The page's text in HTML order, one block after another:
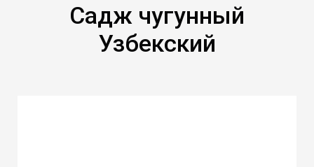
Садж чугунный
Узбекский